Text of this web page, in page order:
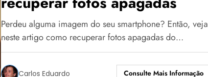
Perdeu alguma imagem do seu smartphone? Então, veja
neste artigo como recuperar fotos apagadas do…
Carlos Eduardo Consulte Mais Informação